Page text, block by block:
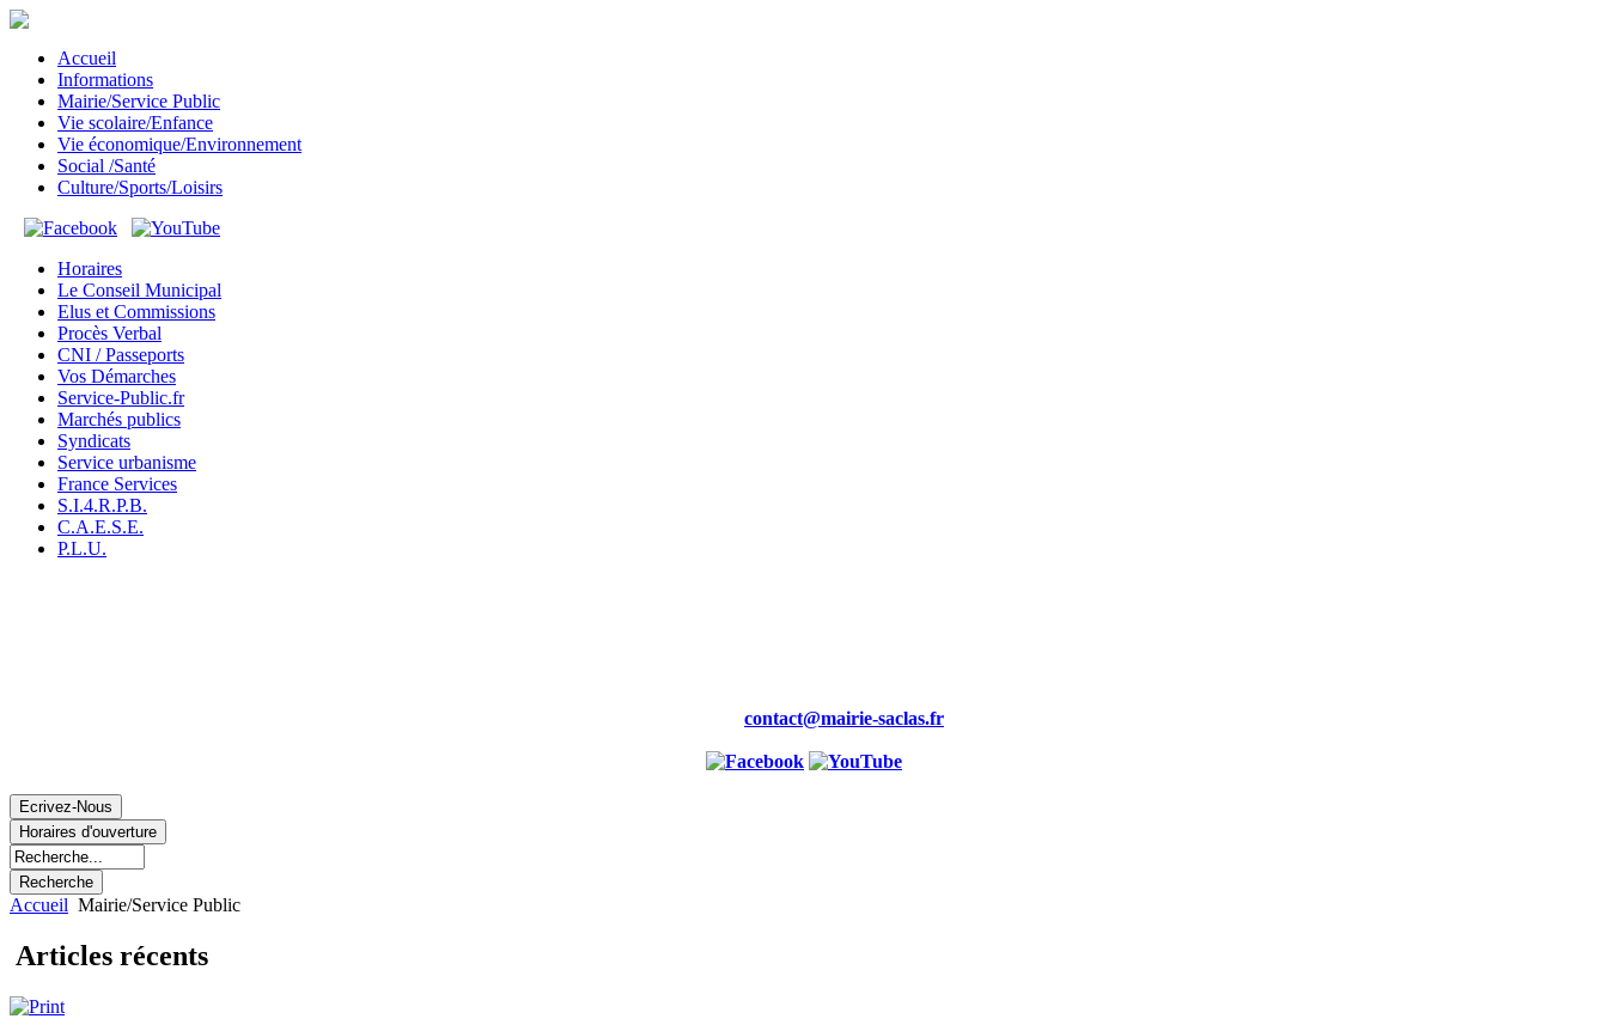
Accueil
Informations
Mairie/Service Public
Vie scolaire/Enfance
Vie économique/Environnement
Social /Santé
Culture/Sports/Loisirs
Horaires
Le Conseil Municipal
Elus et Commissions
Procès Verbal
CNI / Passeports
Vos Démarches
Service-Public.fr
Marchés publics
Syndicats
Service urbanisme
France Services
S.I.4.R.P.B.
C.A.E.S.E.
P.L.U.
contact@mairie-saclas.fr
Accueil Mairie/Service Public
Articles récents